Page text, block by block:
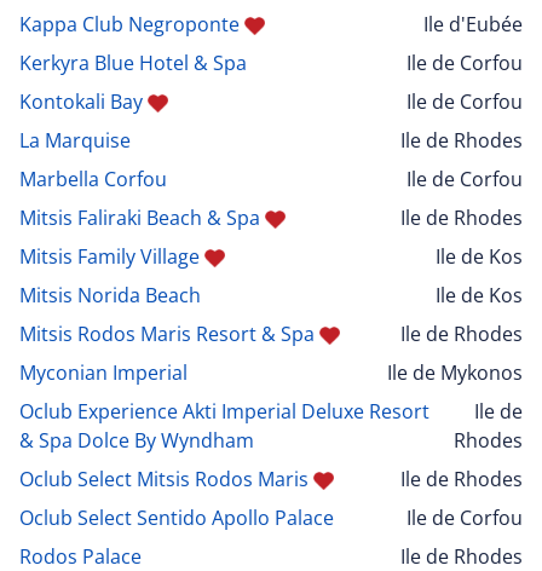
Kappa Club Negroponte
Ile d'Eubée
Kerkyra Blue Hotel & Spa
Ile de Corfou
Kontokali Bay
Ile de Corfou
La Marquise
Ile de Rhodes
Marbella Corfou
Ile de Corfou
Mitsis Faliraki Beach & Spa
Ile de Rhodes
Mitsis Family Village
Ile de Kos
Mitsis Norida Beach
Ile de Kos
Mitsis Rodos Maris Resort & Spa
Ile de Rhodes
Myconian Imperial
Ile de Mykonos
Oclub Experience Akti Imperial Deluxe Resort
& Spa Dolce By Wyndham
Ile de
Rhodes
Oclub Select Mitsis Rodos Maris
Ile de Rhodes
Oclub Select Sentido Apollo Palace
Ile de Corfou
Rodos Palace
Ile de Rhodes